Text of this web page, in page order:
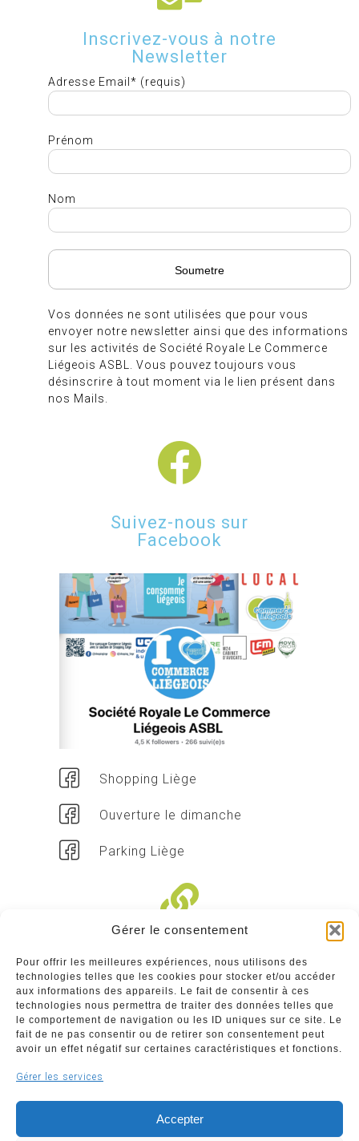
Gérer le consentement
Pour offrir les meilleures expériences, nous utilisons des
technologies telles que les cookies pour stocker et/ou accéder
aux informations des appareils. Le fait de consentir à ces
technologies nous permettra de traiter des données telles que
le comportement de navigation ou les ID uniques sur ce site. Le
fait de ne pas consentir ou de retirer son consentement peut
avoir un effet négatif sur certaines caractéristiques et fonctions.
Gérer les services
Accepter
Inscrivez-vous à notre
Newsletter
Adresse Email* (requis)
Prénom
Nom
Vos données ne sont utilisées que pour vous
envoyer notre newsletter ainsi que des informations
sur les activités de Société Royale Le Commerce
Liégeois ASBL. Vous pouvez toujours vous
désinscrire à tout moment via le lien présent dans
nos Mails.
Suivez-nous sur
Facebook
Shopping Liège
Ouverture le dimanche
Parking Liège
Commerçants
Annuaire des commerçants : insérez gratuitement
votre activité dans notre annuaire sur notre site ci-
dessous